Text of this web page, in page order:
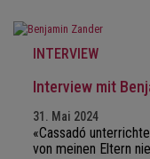
INTERVIEW
Interview mit
31. Mai 2024
«Cassadó
von meinen Eltern